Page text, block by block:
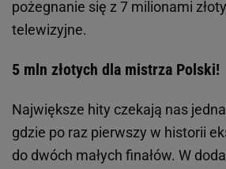
pożegnanie się z 7 milionami
telewizyjne.
5 mln złotych dla mistrza Polski!
Największe hity czekają nas
gdzie po raz pierwszy w historii
do dwóch małych finałów. W